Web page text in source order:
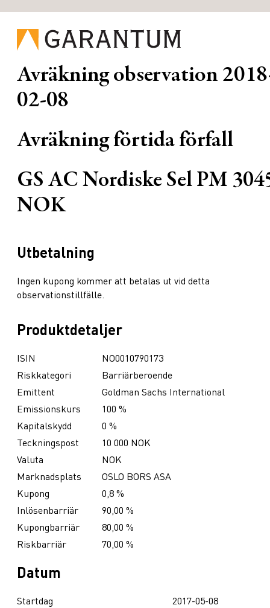
Avräkning observation
02-08
Avräkning förtida förfall
GS AC Nordiske Sel PM
NOK
Utbetalning
Ingen kupong kommer att betalas ut vid detta
observationstillfälle.
Produktdetaljer
ISIN
NO0010790173
Riskkategori
Barriärberoende
Emittent
Goldman Sachs International
Emissionskurs
100 %
Kapitalskydd
0 %
Teckningspost
10 000 NOK
Valuta
NOK
Marknadsplats
OSLO BORS ASA
Kupong
0,8 %
Inlösenbarriär
90,00 %
Kupongbarriär
80,00 %
Riskbarriär
70,00 %
Datum
Startdag
2017-05-08